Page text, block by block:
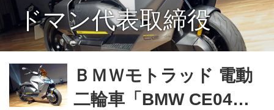
ドマン代表取締役
ＢＭＷモトラッド 電動
二輪車「BMW CE04」